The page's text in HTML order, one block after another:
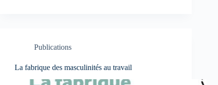
Publications
La fabrique des masculinités au travail